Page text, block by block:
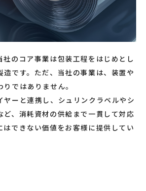
社のコア事業は包装工程をはじめとし
造です。ただ、当社の事業は、装置や
ではありません。
ヤーと連携し、シュリンクラベルやシ
ど、消耗資材の供給まで一貫して対応
はできない価値をお客様に提供してい